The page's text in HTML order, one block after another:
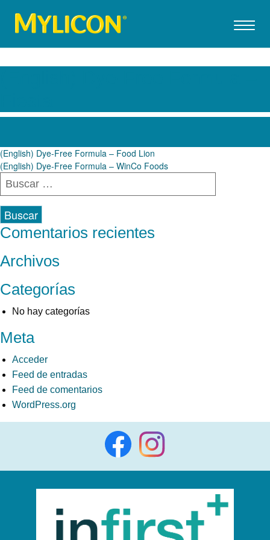
Navegación
de
entradas
(English) Dye-Free Formula – Food Lion
(English) Dye-Free Formula – WinCo Foods
Buscar:
Comentarios recientes
Archivos
Categorías
No hay categorías
Meta
Acceder
Feed de entradas
Feed de comentarios
WordPress.org